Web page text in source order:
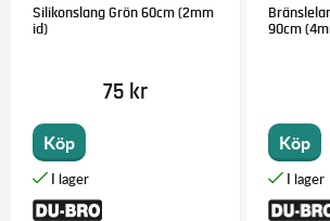
Silikonslang Grön 60cm (2mm
id)
75 kr
Köp
90cm
Köp